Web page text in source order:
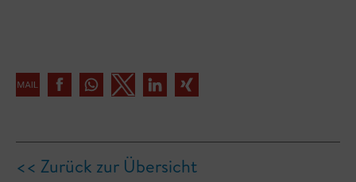
<< Zurück zur Übersicht